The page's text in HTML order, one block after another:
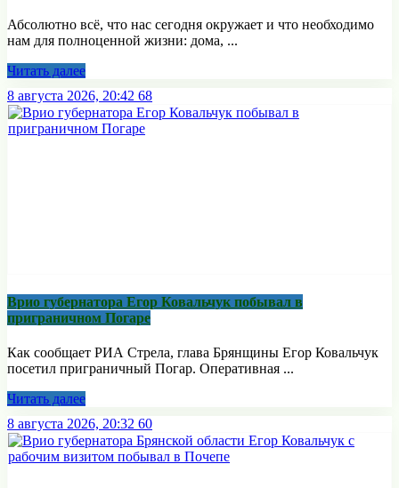
Абсолютно всё, что нас сегодня окружает и что необходимо
нам для полноценной жизни: дома, ...
Читать далее
8 августа 2026, 20:42 68
Врио губернатора Егор Ковальчук побывал в
приграничном Погаре
Как сообщает РИА Стрела, глава Брянщины Егор Ковальчук
посетил приграничный Погар. Оперативная ...
Читать далее
8 августа 2026, 20:32 60